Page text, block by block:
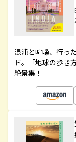
混沌と喧噪、行っ
ド。「地球の歩き
絶景集！